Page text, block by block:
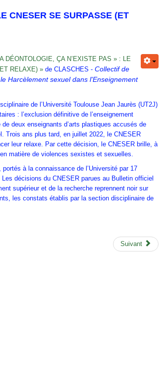
CNESER SE SURPASSE (ET
DÉONTOLOGIE, ÇA N’EXISTE PAS » : LE
RELAXE) » de CLASCHES - Collectif de
Harcèlement sexuel dans l'Enseignement
de l’Université Toulouse Jean Jaurès (UT2J)
: l’exclusion définitive de l’enseignement
deux enseignants d’arts plastiques accusés de
Trois ans plus tard, en juillet 2022, le CNESER
leur relaxe. Par cette décision, le CNESER brille, à
matière de violences sexistes et sexuelles.
à la connaissance de l’Université par 17
Les décisions du CNESER parues au Bulletin officiel
supérieur et de la recherche reprennent noir sur
les constats établis par la section disciplinaire de
Suivant